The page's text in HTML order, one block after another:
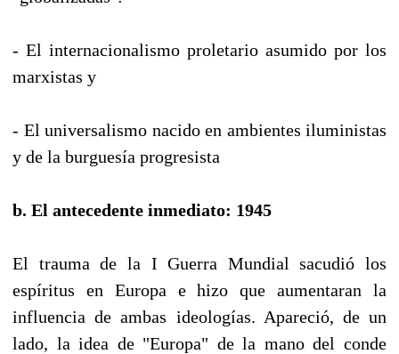
- El internacionalismo proletario asumido por los
marxistas y
- El universalismo nacido en ambientes iluministas
y de la burguesía progresista
b. El antecedente inmediato: 1945
El trauma de la I Guerra Mundial sacudió los
espíritus en Europa e hizo que aumentaran la
influencia de ambas ideologías. Apareció, de un
lado, la idea de "Europa" de la mano del conde